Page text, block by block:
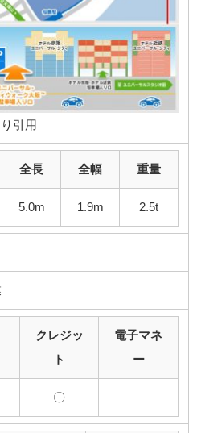
り引用
全長 全幅 重量
5.0m 1.9m 2.5t
クレジッ
ト
電子マネ
ー
〇